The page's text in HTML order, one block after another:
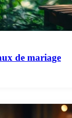
de mariage